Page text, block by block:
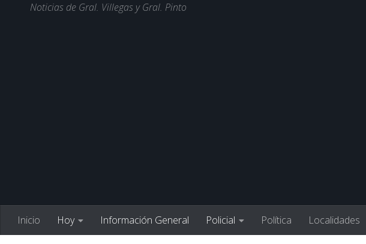
Noticias de Gral. Villegas y Gral. Pinto
Inicio Hoy Información General Policial Política Localidades